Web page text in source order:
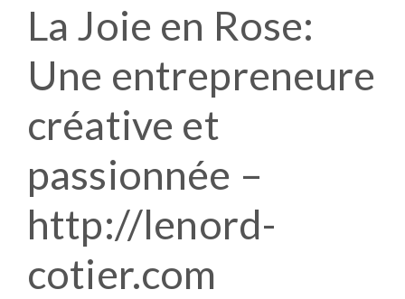
La Joie en Rose:
Une entrepreneure
créative et
passionnée –
http://lenord-
cotier.com